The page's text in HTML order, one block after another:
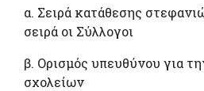
α. Σειρά κατάθεσης
σειρά οι Σύλλογοι
β. Ορισμός υπευθύνου για
σχολείων